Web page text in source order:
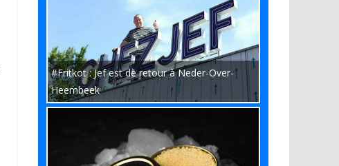
#Fritkot : Jef est de retour à Neder-Over-
Heembeek